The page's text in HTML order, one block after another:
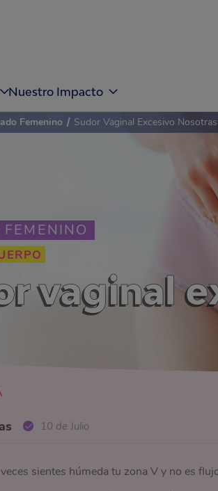
Nuestro Impacto
vaginal
Femenino / Sudor Vaginal Excesivo
10 de Julio
sientes húmeda tu zona V y no es